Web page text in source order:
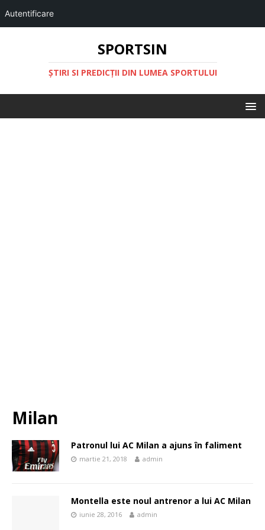
Autentificare
SPORTSIN
ŞTIRI SI PREDICŢII DIN LUMEA SPORTULUI
Milan
Patronul lui AC Milan a ajuns în faliment
martie 21, 2018 admin
Montella este noul antrenor a lui AC Milan
iunie 28, 2016 admin